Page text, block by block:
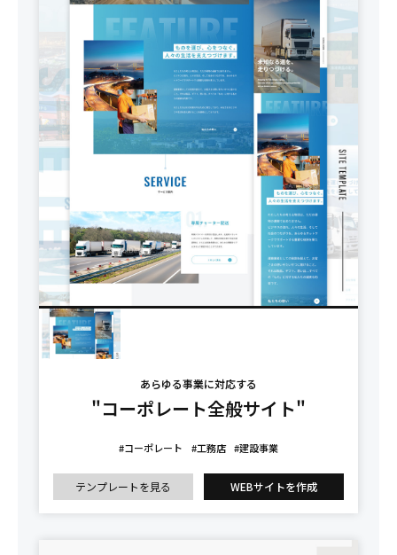
あらゆる事業に対応する
"コーポレート全般サイト"
#コーポレート #工務店 #建設事業
テンプレートを見る WEBサイトを作成